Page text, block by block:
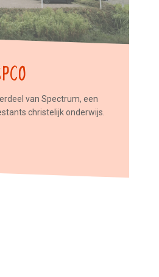
van Spectrum, een
christelijk onderwijs.